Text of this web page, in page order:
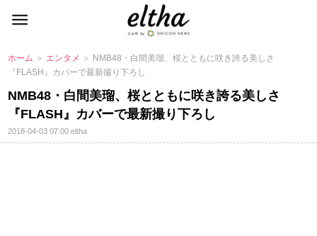
ホーム ＞ エンタメ ＞ NMB48・白間美瑠、桜とともに咲き誇る美しさ
『FLASH』カバーで最新撮り下ろし
NMB48・白間美瑠、桜とともに咲き誇る美しさ
『FLASH』カバーで最新撮り下ろし
2018-04-03 07:00eltha